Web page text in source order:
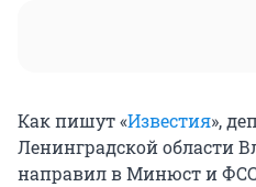
Как пишут «Известия»,
Ленинградской области
направил в Минюст и